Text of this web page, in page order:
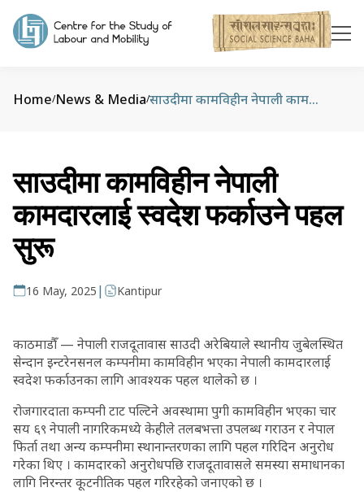
Home/News & Media/ साउदीमा कामविहीन नेपाली कामदारलाई स्वदेश फर्काउने पहल सुरू
साउदीमा कामविहीन नेपाली
कामदारलाई स्वदेश फर्काउने पहल
सुरू
16 May, 2025 | Kantipur
काठमाडौँ — नेपाली राजदूतावास साउदी अरेबियाले स्थानीय जुबेलस्थित
सेन्दान इन्टरेनसनल कम्पनीमा कामविहीन भएका नेपाली कामदारलाई
स्वदेश फर्काउनका लागि आवश्यक पहल थालेको छ ।
रोजगारदाता कम्पनी टाट पल्टिने अवस्थामा पुगी कामविहीन भएका चार
सय ६९ नेपाली नागरिकमध्ये केहीले तलबभत्ता उपलब्ध गराउन र नेपाल
फिर्ता तथा अन्य कम्पनीमा स्थानान्तरणका लागि पहल गरिदिन अनुरोध
गरेका थिए । कामदारको अनुरोधपछि राजदूतावासले समस्या समाधानका
लागि निरन्तर कूटनीतिक पहल गरिरहेको जनाएको छ ।